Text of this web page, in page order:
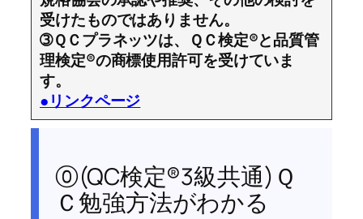
受けたものではありません。
➂ＱＣプラネッツは、ＱＣ検定®と品質管
理検定®の商標使用許可を受けていま
す。
●リンクページ
⓪(QC検定®3級共通)Ｑ
Ｃ勉強方法がわかる